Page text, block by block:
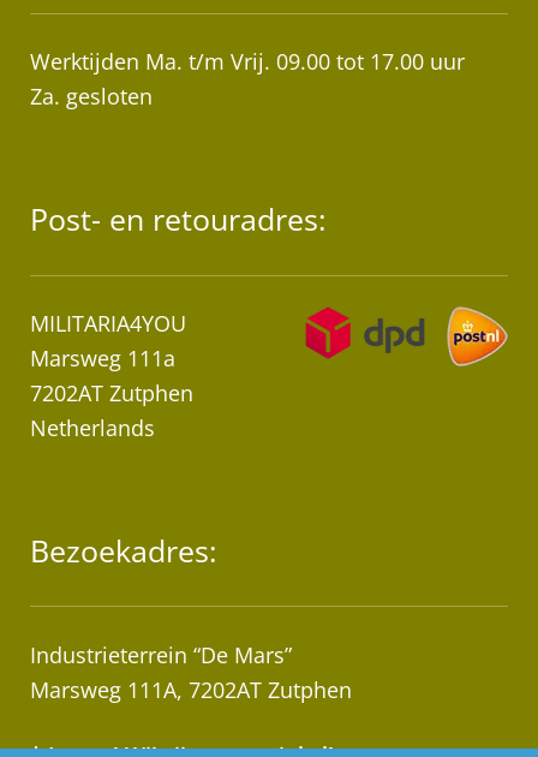
Werktijden Ma. t/m Vrij. 09.00 tot 17.00 uur
Za. gesloten
Post- en retouradres:
MILITARIA4YOU
Marsweg 111a
7202AT Zutphen
Netherlands
Bezoekadres:
Industrieterrein “De Mars”
Marsweg 111A, 7202AT Zutphen